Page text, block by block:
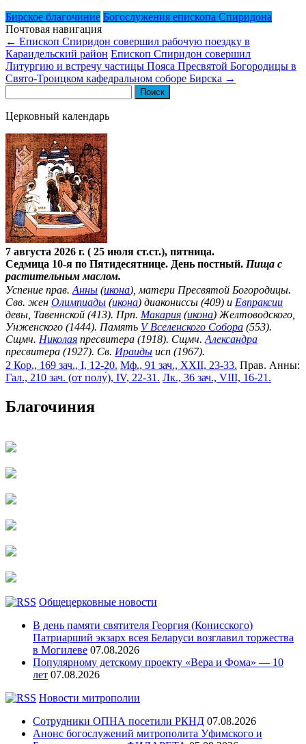
Бирское благочиние Богослужения епископа Спиридона
Почтовая навигация
← Епископ Спиридон совершил рабочую поездку в
Караидельский район Епископ Спиридон совершил
Литургию и встречу частицы Пояса Пресвятой Богородицы в
Свято-Троицком кафедральном соборе Бирска →
Церковный календарь
7 августа 2026 г. ( 25 июля ст.ст.), пятница.
Седмица 10-я по Пятидесятнице. День постный. Пища с
растительным маслом.
Успение прав. Анны (икона), матери Пресвятой Богородицы.
Свв. жен Олимпиады (икона) диакониссы (409) и Евпраксии
девы, Тавеннской (413). Прп. Макария (икона) Желтоводского,
Унженского (1444). Память V Вселенского Собора (553).
Сщмч. Николая пресвитера (1918). Сщмч. Александра
пресвитера (1927). Св. Ираиды исп (1967).
2 Кор., 169 зач., I, 12-20. Мф., 91 зач., XXII, 23-33. Прав. Анны:
Гал., 210 зач. (от полу́), IV, 22-31. Лк., 36 зач., VIII, 16-21.
Благочиния
Общецерковные новости
В день памяти святителя Георгия (Конисского)
Патриарший экзарх всея Беларуси возглавил торжества
в Могилеве 07.08.2026
Популярному детскому проекту «Вера и Фома» — 10
лет 07.08.2026
Новости митрополии
Сотрудники ОПНА посетили РКНД 07.08.2026
Анонс богослужений митрополита Уфимского и